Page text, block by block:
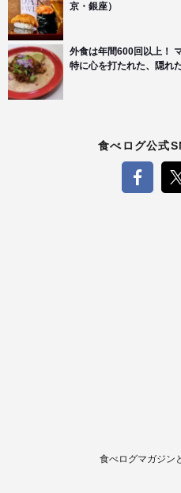
京・銀座）
外食は年間600回以上！
特に心を打たれた、隠れ
食べログ公式
食べログマガジン